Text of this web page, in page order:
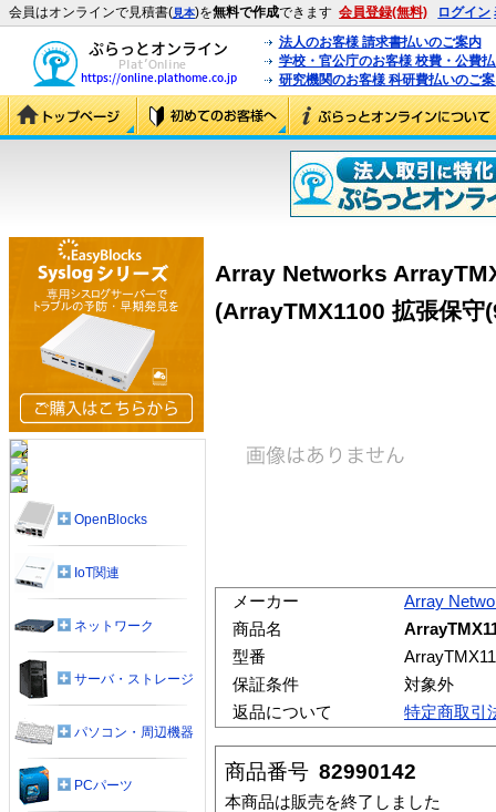
会員はオンラインで見積書(見本)を無料で作成できます 会員登録(無料) ログイン
法人のお客様 請求書払いのご案内
学校・官公庁のお客様 校費・公費
研究機関のお客様 科研費払いのご
Array Networks
(ArrayTMX1100 拡張保守
メーカー
Array
商品名
型番
保証条件
対象外
返品について
特定商取引
商品番号 82990142
本商品は販売を終了しました
OpenBlocks
IoT関連
ネットワーク
サーバ・ストレージ
パソコン・周辺機器
PCパーツ